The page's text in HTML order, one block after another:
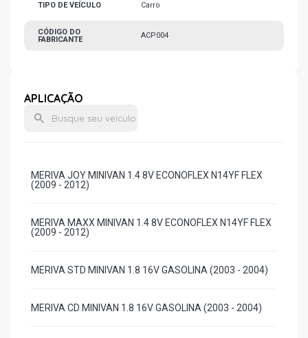
TIPO DE VEÍCULO Carro
CÓDIGO DO
FABRICANTE
ACP004
APLICAÇÃO
MERIVA JOY MINIVAN 1.4 8V ECONOFLEX N14YF FLEX
(2009 - 2012)
MERIVA MAXX MINIVAN 1.4 8V ECONOFLEX N14YF FLEX
(2009 - 2012)
MERIVA STD MINIVAN 1.8 16V GASOLINA (2003 - 2004)
MERIVA CD MINIVAN 1.8 16V GASOLINA (2003 - 2004)